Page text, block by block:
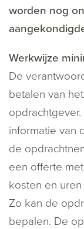
worden nog
Werkwijze
De
betalen van
informatie van
de
een offerte
kosten en
Zo kan de
bepalen. De